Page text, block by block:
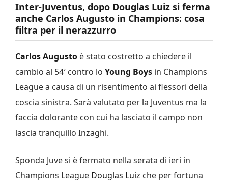
Inter-Juventus, dopo Douglas Luiz si ferma
anche Carlos Augusto in Champions: cosa
filtra per il nerazzurro
Carlos Augusto è stato costretto a chiedere il
cambio al 54′ contro lo Young Boys in Champions
League a causa di un risentimento ai flessori della
coscia sinistra. Sarà valutato per la Juventus ma la
faccia dolorante con cui ha lasciato il campo non
lascia tranquillo Inzaghi.
Sponda Juve si è fermato nella serata di ieri in
Champions League Douglas Luiz che per fortuna